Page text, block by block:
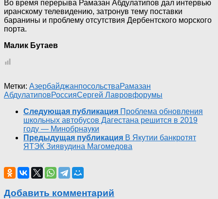
Во время перерыва Рамазан Абдулатипов дал интервью
иранскому телевидению, затронув тему поставки
баранины и проблему отсутствия Дербентского морского
порта.
Малик Бутаев
Метки: АзербайджанпосольстваРамазан
АбдулатиповРоссияСергей Лавровфорумы
Следующая публикация Проблема обновления
школьных автобусов Дагестана решится в 2019
году — Минобрнауки
Предыдущая публикация В Якутии банкротят
ЯТЭК Зиявудина Магомедова
Добавить комментарий